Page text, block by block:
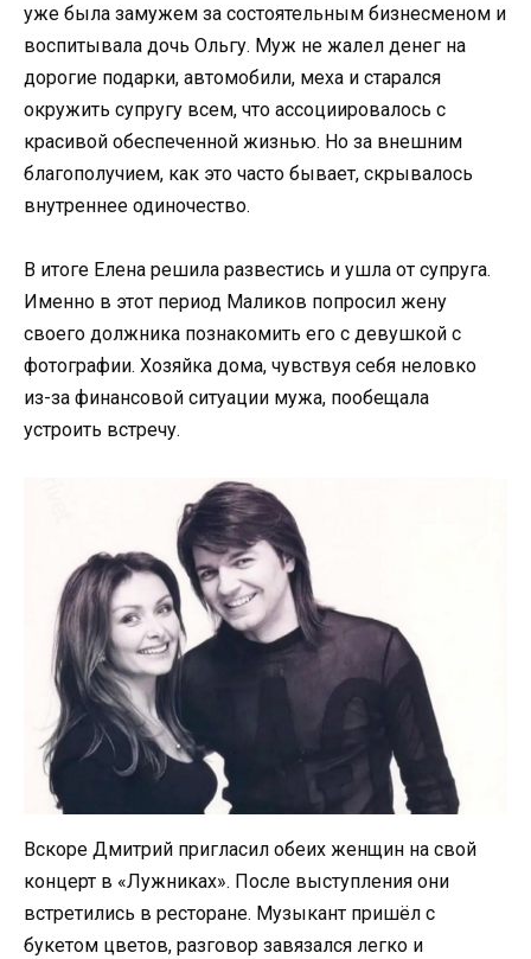
уже была замужем за состоятельным бизнесменом и
воспитывала дочь Ольгу. Муж не жалел денег на
дорогие подарки, автомобили, меха и старался
окружить супругу всем, что ассоциировалось с
красивой обеспеченной жизнью. Но за внешним
благополучием, как это часто бывает, скрывалось
внутреннее одиночество.
В итоге Елена решила развестись и ушла от супруга.
Именно в этот период Маликов попросил жену
своего должника познакомить его с девушкой с
фотографии. Хозяйка дома, чувствуя себя неловко
из-за финансовой ситуации мужа, пообещала
устроить встречу.
Вскоре Дмитрий пригласил обеих женщин на свой
концерт в «Лужниках». После выступления они
встретились в ресторане. Музыкант пришёл с
букетом цветов, разговор завязался легко и